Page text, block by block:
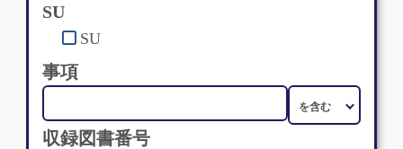
SU
SU
事項
収録図書番号